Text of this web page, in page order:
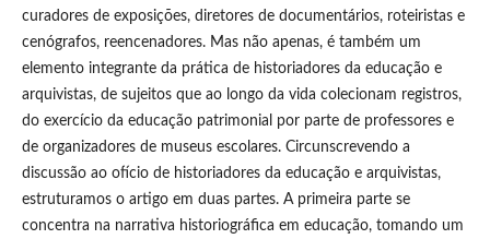
curadores de exposições, diretores de documentários, roteiristas e
cenógrafos, reencenadores. Mas não apenas, é também um
elemento integrante da prática de historiadores da educação e
arquivistas, de sujeitos que ao longo da vida colecionam registros,
do exercício da educação patrimonial por parte de professores e
de organizadores de museus escolares. Circunscrevendo a
discussão ao ofício de historiadores da educação e arquivistas,
estruturamos o artigo em duas partes. A primeira parte se
concentra na narrativa historiográfica em educação, tomando um